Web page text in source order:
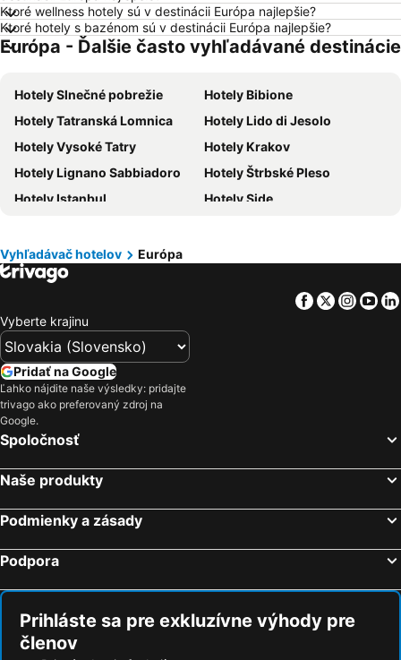
Hotely Tropea
Hotely Berlín
Hotely Lignano Sabbiadoro
Hotely Slovensko
Hotely Slovinsko
Hotely Ostrov Mykonos
Hotely Ostrov Skiathos
Hotely Laponsko
Hotely Krk
Hotely Drač
Hotely Pobrežie Chorvátska
Hotely Albánsko
Hotely Ibiza
Hotely Ostrov Rodos
Hotely Cyprus
Hotely Sardínia
Ktoré wellness hotely sú v destinácii Európa najlepšie?
Ktoré hotely s bazénom sú v destinácii Európa najlepšie?
Európa - Ďalšie často vyhľadávané destinácie
Hotely Slnečné pobrežie
Hotely Bibione
Hotely Tatranská Lomnica
Hotely Lido di Jesolo
Hotely Vysoké Tatry
Hotely Krakov
Hotely Lignano Sabbiadoro
Hotely Štrbské Pleso
Hotely Istanbul
Hotely Side
Hotely Banská Bystrica
Hotely Paríž
Hotely Crikvenica
Hotely Piešťany
Hotely Níreďháza
Hotely Nin
Hotely Málaga
Hotely Umag
Hotely Makarská
Hotely Siófok
Hotely Antalya
Hotely Nitra
Hotely Trenčín
Hotely Dubrovník
Vyhľadávač hotelov Európa
Facebook
Twitter
Vyberte krajinu
Pridať na Google
Ľahko nájdite naše výsledky: pridajte
trivago ako preferovaný zdroj na
Google.
Spoločnosť
Naše produkty
Podmienky a zásady
Podpora
Prihláste sa pre exkluzívne výhody pre
členov